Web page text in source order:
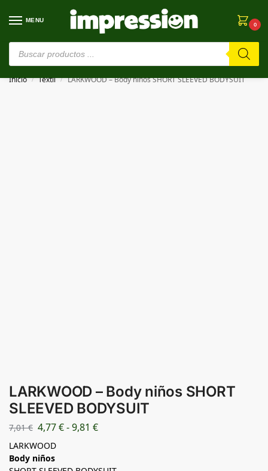
MENU
0
⚠️ Estamos en pruebas. Si algo falla, ¡Perdón!⚠️
Inicio / Textil / LARKWOOD – Body niños SHORT SLEEVED BODYSUIT
LARKWOOD – Body niños SHORT
SLEEVED BODYSUIT
7,01€ 4,77€-9,81 €
LARKWOOD
Body niños